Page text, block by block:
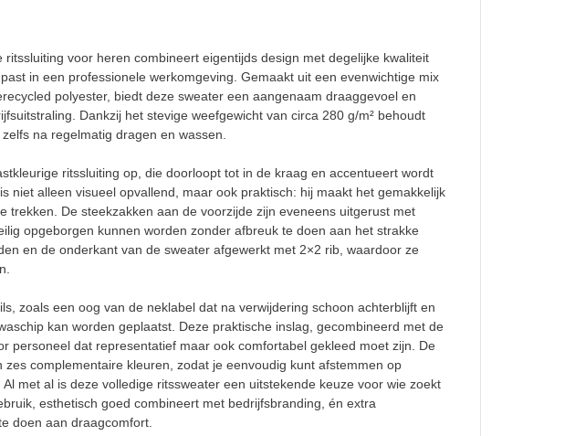
voor heren combineert eigentijds design met degelijke kwaliteit
in een professionele werkomgeving. Gemaakt uit een evenwichtige mix
polyester, biedt deze sweater een aangenaam draaggevoel en
Dankzij het stevige weefgewicht van circa 280 g/m² behoudt
na regelmatig dragen en wassen.
ritssluiting op, die doorloopt tot in de kraag en accentueert wordt
niet alleen visueel opvallend, maar ook praktisch: hij maakt het gemakkelijk
trekken. De steekzakken aan de voorzijde zijn eveneens uitgerust met
opgeborgen kunnen worden zonder afbreuk te doen aan het strakke
en de onderkant van de sweater afgewerkt met 2×2 rib, waardoor ze
zoals een oog van de neklabel dat na verwijdering schoon achterblijft en
kan worden geplaatst. Deze praktische inslag, gecombineerd met de
personeel dat representatief maar ook comfortabel gekleed moet zijn. De
complementaire kleuren, zodat je eenvoudig kunt afstemmen op
met al is deze volledige ritssweater een uitstekende keuze voor wie zoekt
esthetisch goed combineert met bedrijfsbranding, én extra
doen aan draagcomfort.